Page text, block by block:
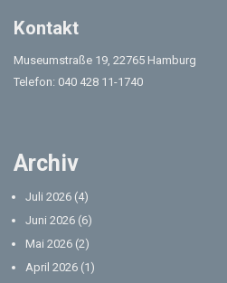
Kontakt
Museumstraße 19, 22765 Hamburg
Telefon: 040 428 11-1740
Archiv
Juli 2026 (4)
Juni 2026 (6)
Mai 2026 (2)
April 2026 (1)